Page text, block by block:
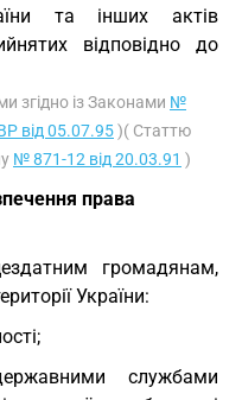
та інших актів
відповідно до
згідно із Законами №
від 05.07.95)( Статтю
№ 871-12 від 20.03.91 )
права
громадянам,
України:
службами